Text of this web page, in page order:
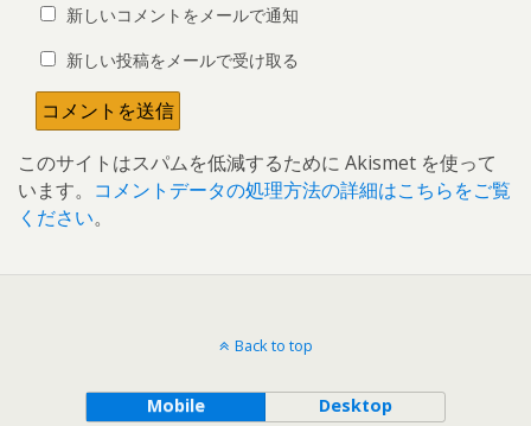
新しいコメントをメールで通知
新しい投稿をメールで受け取る
このサイトはスパムを低減するために Akismet を使って
います。 コメントデータの処理方法の詳細はこちらをご覧
ください。
Back to top
Mobile Desktop